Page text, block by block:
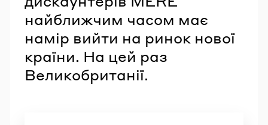
найближчим часом має
намір вийти на ринок нової
країни. На цей раз
Великобританії.